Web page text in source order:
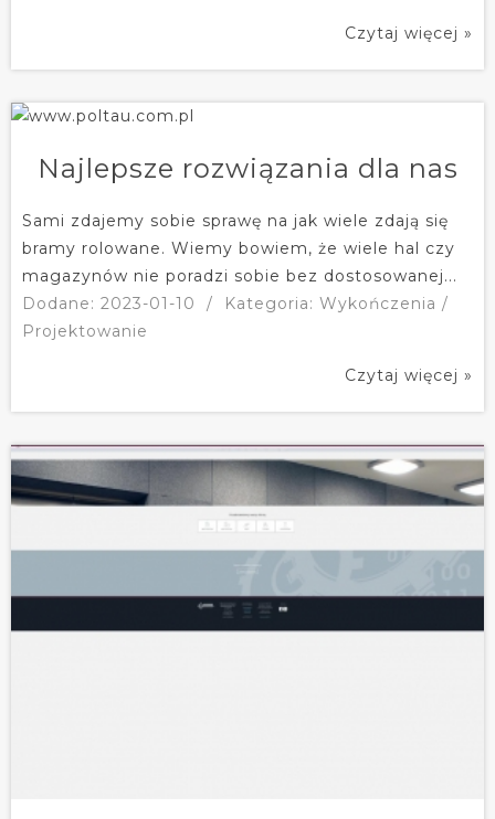
Czytaj więcej »
Najlepsze rozwiązania dla nas
Sami zdajemy sobie sprawę na jak wiele zdają się
bramy rolowane. Wiemy bowiem, że wiele hal czy
magazynów nie poradzi sobie bez dostosowanej...
Dodane: 2023-01-10
/
Kategoria: Wykończenia /
Projektowanie
Czytaj więcej »